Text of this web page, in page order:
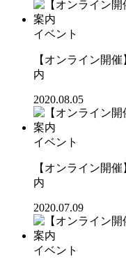
イベント
【オンライン開
内
2020.08.05
イベント
【オンライン開
内
2020.07.09
イベント